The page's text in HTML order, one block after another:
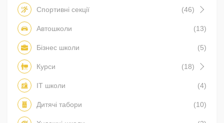
Спортивні секції (46)
Автошколи (13)
Бізнес школи (5)
Курси (18)
IT школи (4)
Дитячі табори (10)